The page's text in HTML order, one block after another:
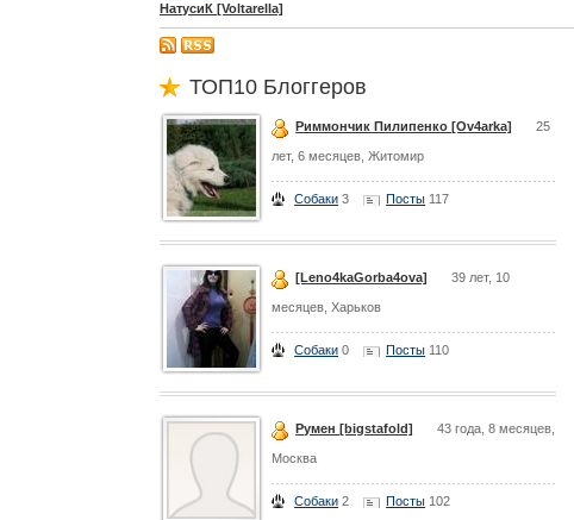
НатусиК [Voltarella]
ТОП10 Блоггеров
Риммончик Пилипенко [Ov4arka] 25
лет, 6 месяцев, Житомир
Собаки 3 Посты 117
[Leno4kaGorba4ova] 39 лет, 10
месяцев, Харьков
Собаки 0 Посты 110
Румен [bigstafold] 43 года, 8 месяцев,
Москва
Собаки 2 Посты 102